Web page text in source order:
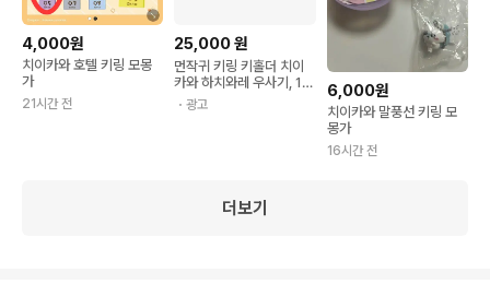
4,000원
치이카와 호텔 키링 모몽
가
21시간 전
25,000원
먼작귀 키링 키홀더 치이
카와 하치와레 우사기, 1
개, 김밥 우사기, 7cm
・광고
6,000원
치이카와 말풍선 키링 모
몽가
16시간 전
더보기